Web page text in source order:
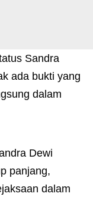
Sandra
ada bukti yang
dalam
Dewi
panjang,
dalam